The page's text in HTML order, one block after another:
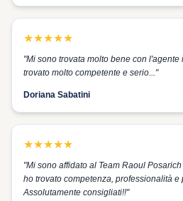
★★★★★
"Mi sono trovata molto bene con
trovato molto competente e serio..."
Doriana Sabatini
★★★★★
"Mi sono affidato al Team Raoul
ho trovato competenza, professionalità
Assolutamente consigliati!!"